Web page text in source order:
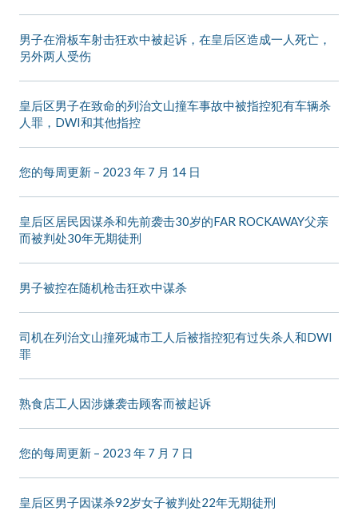
男子在滑板车射击狂欢中被起诉，在皇后区造成一人死亡，
另外两人受伤
皇后区男子在致命的列治文山撞车事故中被指控犯有车辆杀
人罪，DWI和其他指控
您的每周更新 – 2023 年 7 月 14 日
皇后区居民因谋杀和先前袭击30岁的FAR ROCKAWAY父亲
而被判处30年无期徒刑
男子被控在随机枪击狂欢中谋杀
司机在列治文山撞死城市工人后被指控犯有过失杀人和DWI
罪
熟食店工人因涉嫌袭击顾客而被起诉
您的每周更新 – 2023 年 7 月 7 日
皇后区男子因谋杀92岁女子被判处22年无期徒刑